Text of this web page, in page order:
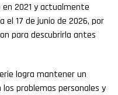
2021 y actualmente
17 de junio de 2026, por
para descubrirla antes
logra mantener un
problemas personales y